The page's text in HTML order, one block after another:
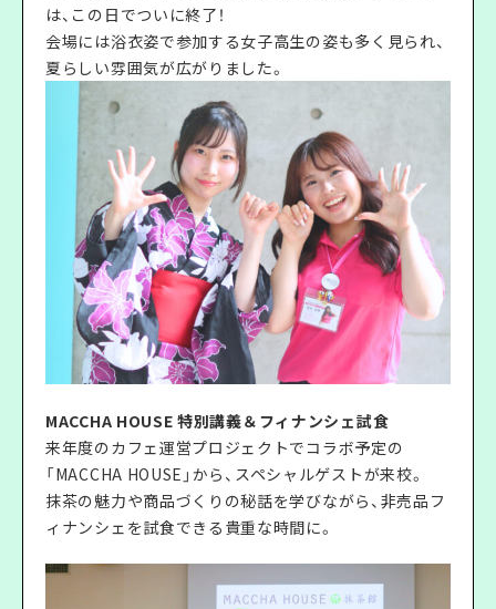
は、この日でついに終了！
会場には浴衣姿で参加する女子高生の姿も多く見られ、
夏らしい雰囲気が広がりました。
MACCHA HOUSE 特別講義＆フィナンシェ試食
来年度のカフェ運営プロジェクトでコラボ予定の
「MACCHA HOUSE」から、スペシャルゲストが来校。
抹茶の魅力や商品づくりの秘話を学びながら、非売品フ
ィナンシェを試食できる貴重な時間に。